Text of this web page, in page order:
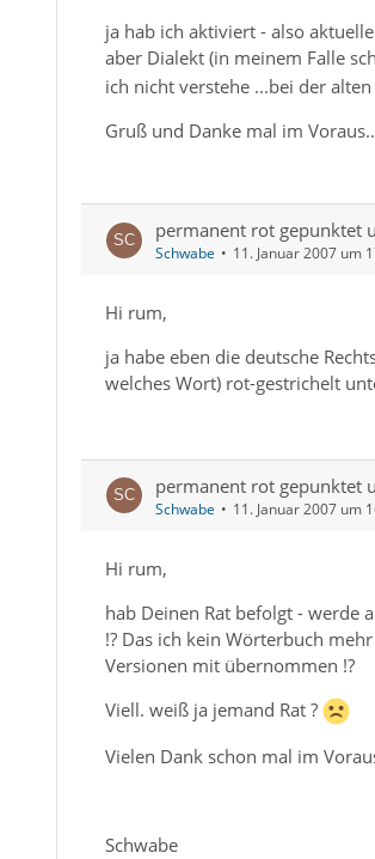
ja hab ich aktiviert - also
aber Dialekt (in meinem Falle
ich nicht verstehe ...bei der
Gruß und Danke mal im Voraus..
permanent rot gepunktet
Schwabe 11. Januar 2007 um
Hi rum,
ja habe eben die deutsche
welches Wort) rot-gestrichelt
permanent rot gepunktet
Schwabe 11. Januar 2007 um
Hi rum,
hab Deinen Rat befolgt - werde
!? Das ich kein Wörterbuch
Versionen mit übernommen !?
Viell. weiß ja jemand Rat ?
Vielen Dank schon mal im
Schwabe